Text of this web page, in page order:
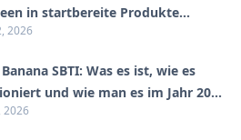
in startbereite Produkte
2026
SBTI: Was es ist, wie es
und wie man es im Jahr 2026
2026